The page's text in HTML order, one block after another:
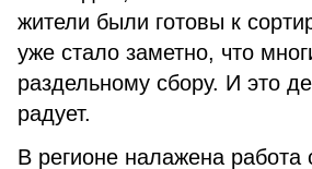
жители были готовы к
уже стало заметно, что
раздельному сбору. И это
радует.
В регионе налажена работа